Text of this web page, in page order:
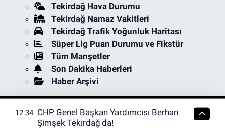
Tekirdağ Hava Durumu
Tekirdağ Namaz Vakitleri
Tekirdağ Trafik Yoğunluk Haritası
Süper Lig Puan Durumu ve Fikstür
Tüm Manşetler
Son Dakika Haberleri
Haber Arşivi
12:34 CHP Genel Başkan Yardımcısı Berhan
Şimşek Tekirdağ'da!